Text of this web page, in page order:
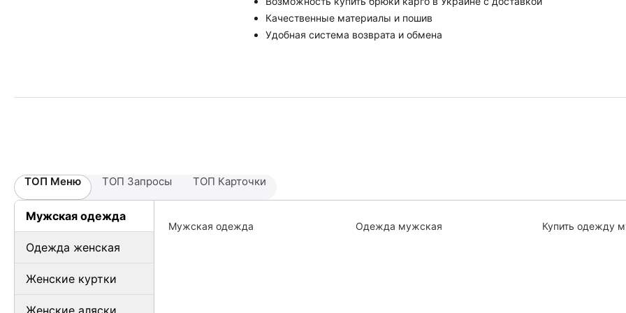
Качественные материалы и пошив
Удобная система возврата и обмена
ТОП Меню ТОП Запросы ТОП Карточки
Мужская одежда
Одежда женская
Женские куртки
Женские аляски
Мужская одежда Одежда мужская Купить одежду